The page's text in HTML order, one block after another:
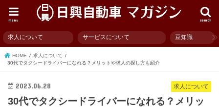
search
menu
求人について サービスについて 豆知識
HOME
求人について
30代でタクシードライバーになれる？メリットや求人の探し方も紹介
求人について
2023.06.28
30代でタクシードライバーになれる？メリッ